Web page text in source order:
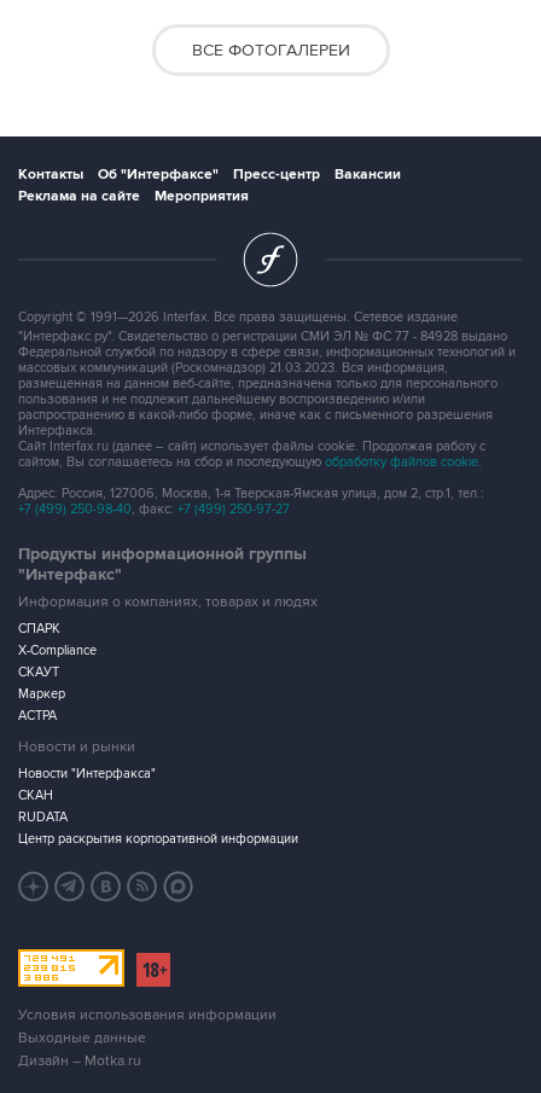
ВСЕ ФОТОГАЛЕРЕИ
Контакты Об "Интерфаксе" Пресс-центр
Вакансии
Реклама на сайте
Мероприятия
Copyright © 1991—2026 Interfax. Все права защищены. Сетевое издание
"Интерфакс.ру". Свидетельство о регистрации СМИ ЭЛ № ФС 77 - 84928 выдано
Федеральной службой по надзору в сфере связи, информационных технологий и
массовых коммуникаций (Роскомнадзор) 21.03.2023. Вся информация,
размещенная на данном веб-сайте, предназначена только для персонального
пользования и не подлежит дальнейшему воспроизведению и/или
распространению в какой-либо форме, иначе как с письменного разрешения
Интерфакса.
Сайт Interfax.ru (далее – сайт) использует файлы cookie. Продолжая работу с
сайтом, Вы соглашаетесь на сбор и последующую обработку файлов cookie.
Адрес: Россия, 127006, Москва, 1-я Тверская-Ямская улица, дом 2, стр.1, тел.:
+7 (499) 250-98-40, факс: +7 (499) 250-97-27
Продукты информационной группы
"Интерфакс"
Информация о компаниях, товарах и людях
СПАРК
X-Compliance
СКАУТ
Маркер
АСТРА
Новости и рынки
Новости "Интерфакса"
СКАН
RUDATA
Центр раскрытия корпоративной информации
Условия использования информации
Выходные данные
Дизайн – Motka.ru